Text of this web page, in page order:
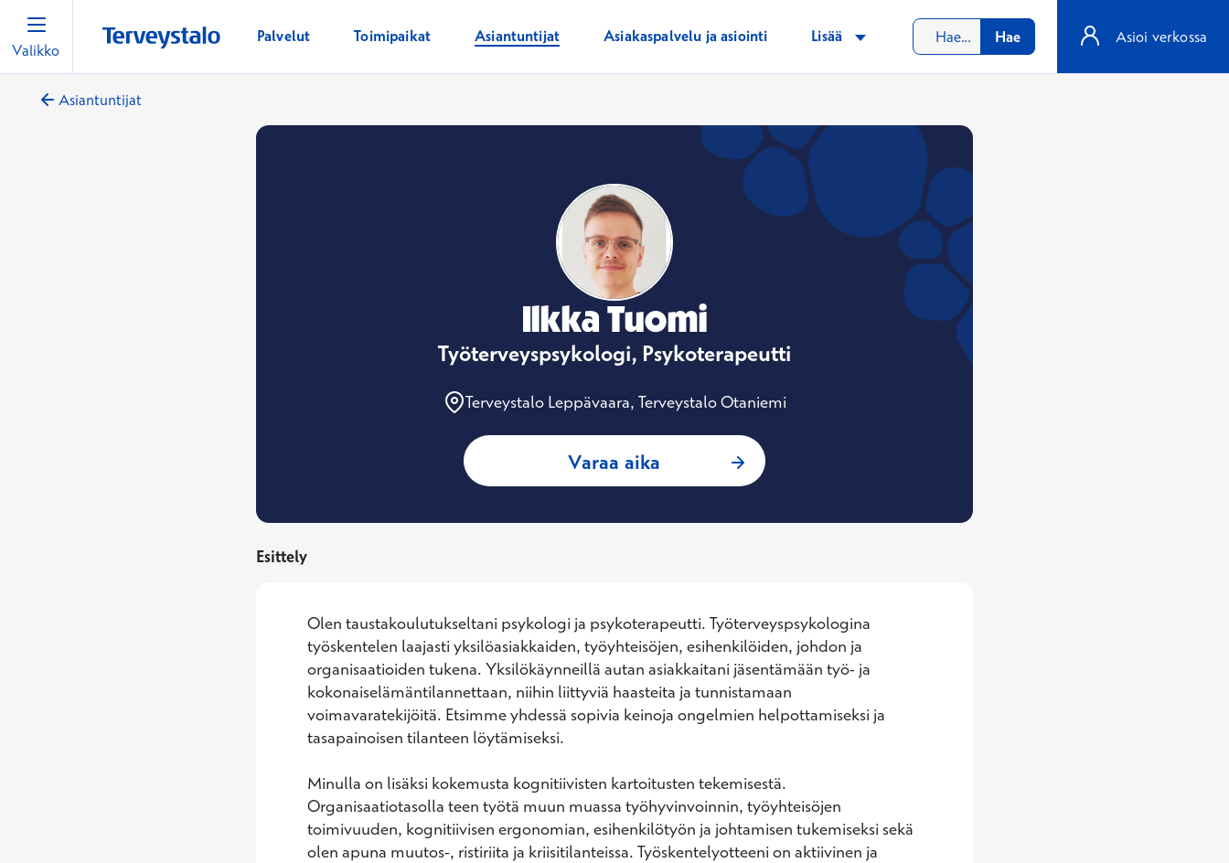
Valikko
Palvelut Toimipaikat Asiantuntijat Asiakaspalvelu ja asiointi Lisää Hae Asioi verkossa
Asiantuntijat
Ilkka Tuomi
Työterveyspsykologi, Psykoterapeutti
Terveystalo Leppävaara, Terveystalo Otaniemi
Varaa aika : Ilkka Tuomi, Työterveyspsykologi, Psykoterapeutti
Esittely
Olen taustakoulutukseltani psykologi ja psykoterapeutti. Työterveyspsykologina
työskentelen laajasti yksilöasiakkaiden, työyhteisöjen, esihenkilöiden, johdon ja
organisaatioiden tukena. Yksilökäynneillä autan asiakkaitani jäsentämään työ- ja
kokonaiselämäntilannettaan, niihin liittyviä haasteita ja tunnistamaan
voimavaratekijöitä. Etsimme yhdessä sopivia keinoja ongelmien helpottamiseksi ja
tasapainoisen tilanteen löytämiseksi.
Minulla on lisäksi kokemusta kognitiivisten kartoitusten tekemisestä.
Organisaatiotasolla teen työtä muun muassa työhyvinvoinnin, työyhteisöjen
toimivuuden, kognitiivisen ergonomian, esihenkilötyön ja johtamisen tukemiseksi sekä
olen apuna muutos-, ristiriita ja kriisitilanteissa. Työskentelyotteeni on aktiivinen ja